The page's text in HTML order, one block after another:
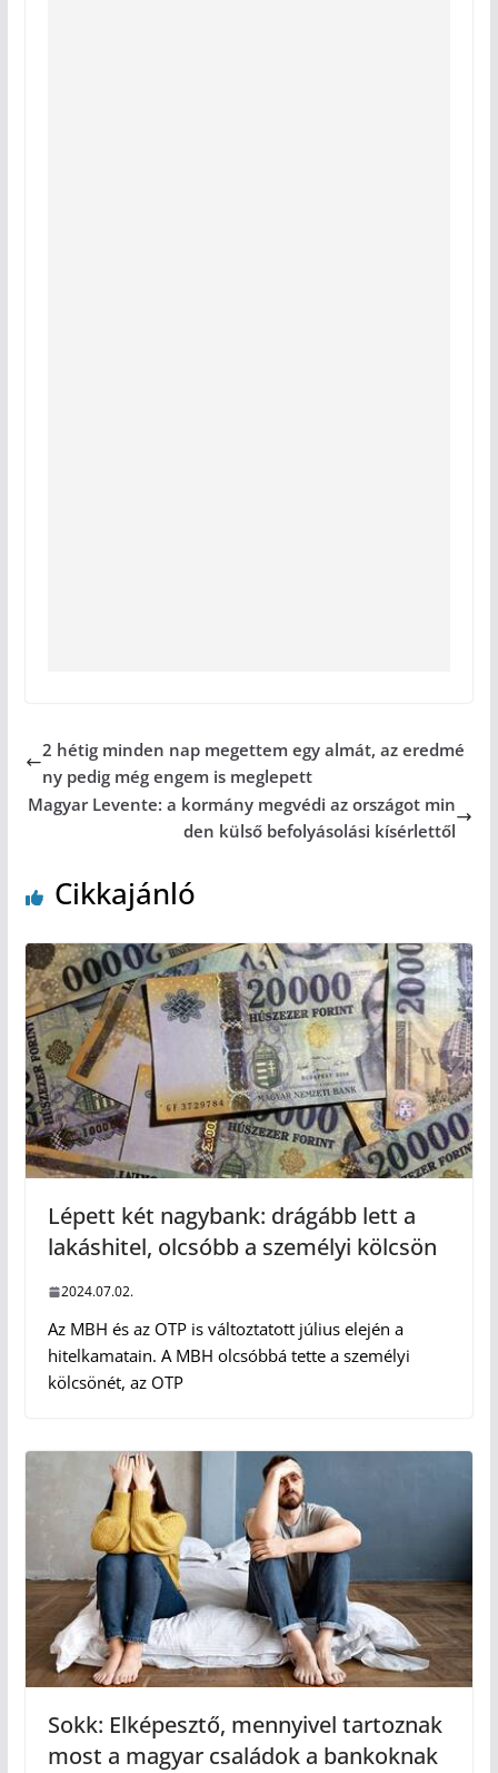
2 hétig minden nap megettem egy almát, az eredmé
ny pedig még engem is meglepett
Magyar Levente: a kormány megvédi az országot min
den külső befolyásolási kísérlettől
Cikkajánló
Lépett két nagybank: drágább lett a
lakáshitel, olcsóbb a személyi kölcsön
2024.07.02.
Az MBH és az OTP is változtatott július elején a
hitelkamatain. A MBH olcsóbbá tette a személyi
kölcsönét, az OTP
Sokk: Elképesztő, mennyivel tartoznak
most a magyar családok a bankoknak